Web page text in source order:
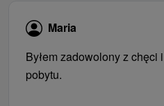
Maria
Byłem zadowolony z chęci
pobytu.